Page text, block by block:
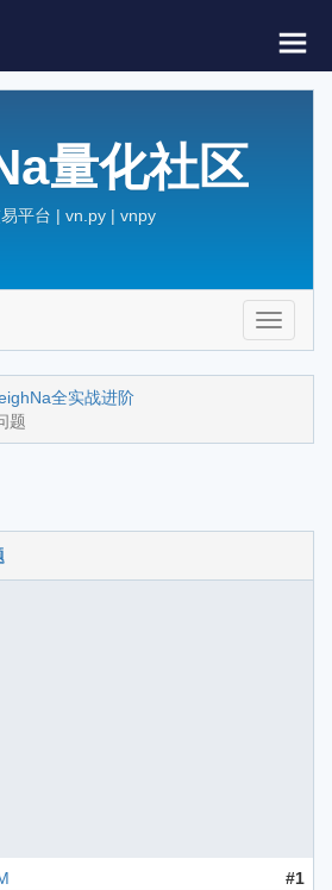
量化社区
平台 | vn.py | vnpy
Toggle
全实战进阶
题
#1